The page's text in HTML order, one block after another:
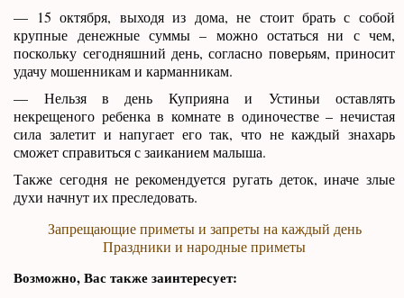
— 15 октября, выходя из дома, не стоит брать с собой
крупные денежные суммы – можно остаться ни с чем,
поскольку сегодняшний день, согласно поверьям, приносит
удачу мошенникам и карманникам.
— Нельзя в день Куприяна и Устиньи оставлять
некрещеного ребенка в комнате в одиночестве – нечистая
сила залетит и напугает его так, что не каждый знахарь
сможет справиться с заиканием малыша.
Также сегодня не рекомендуется ругать деток, иначе злые
духи начнут их преследовать.
Запрещающие приметы и запреты на каждый день
Праздники и народные приметы
Возможно, Вас также заинтересует: